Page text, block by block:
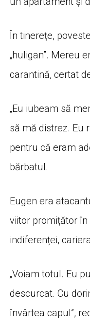
În tinerețe,
„huligan”. Mereu
carantină, certat
„Eu iubeam să
să mă distrez. Eu
pentru că eram
bărbatul.
Eugen era
viitor promițător în
indiferenței,
„Voiam totul. Eu
descurcat. Cu
învârtea capul”,